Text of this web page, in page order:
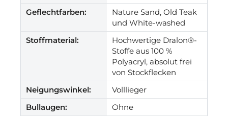
Geflechtfarben:
Nature Sand, Old Teak
und White-washed
Stoffmaterial:
Hochwertige Dralon®-
Stoffe aus 100 %
Polyacryl, absolut frei
von Stockflecken
Neigungswinkel:
Volllieger
Bullaugen:
Ohne